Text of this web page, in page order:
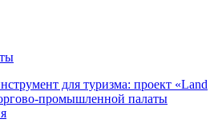
для туризма: проект «Land
промышленной палаты